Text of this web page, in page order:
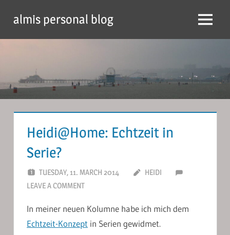
content
almis personal blog Menu
Heidi@Home: Echtzeit in
Serie?
TUESDAY, 11. MARCH 2014
HEIDI
LEAVE A COMMENT
In meiner neuen Kolumne habe ich mich dem
Echtzeit-Konzept in Serien gewidmet.